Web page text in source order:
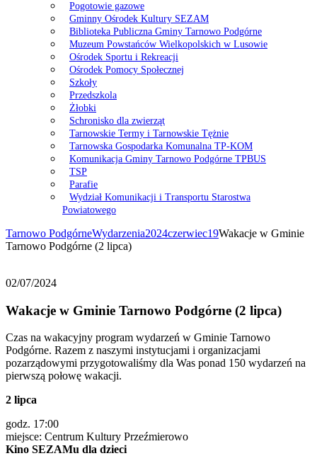
Pogotowie gazowe
Gminny Ośrodek Kultury SEZAM
Biblioteka Publiczna Gminy Tarnowo Podgórne
Muzeum Powstańców Wielkopolskich w Lusowie
Ośrodek Sportu i Rekreacji
Ośrodek Pomocy Społecznej
Szkoły
Przedszkola
Żłobki
Schronisko dla zwierząt
Tarnowskie Termy i Tarnowskie Tężnie
Tarnowska Gospodarka Komunalna TP-KOM
Komunikacja Gminy Tarnowo Podgórne TPBUS
TSP
Parafie
Wydział Komunikacji i Transportu Starostwa
Powiatowego
Tarnowo PodgórneWydarzenia2024czerwiec19Wakacje w Gminie
Tarnowo Podgórne (2 lipca)
02/07/2024
Wakacje w Gminie Tarnowo Podgórne (2 lipca)
Czas na wakacyjny program wydarzeń w Gminie Tarnowo
Podgórne. Razem z naszymi instytucjami i organizacjami
pozarządowymi przygotowaliśmy dla Was ponad 150 wydarzeń na
pierwszą połowę wakacji.
2 lipca
godz. 17:00
miejsce: Centrum Kultury Przeźmierowo
Kino SEZAMu dla dzieci